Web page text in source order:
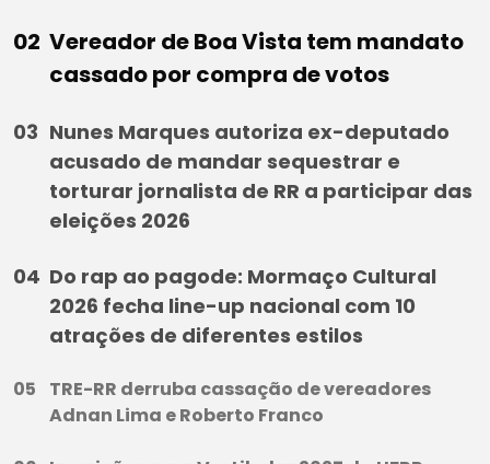
Vereador de Boa Vista tem mandato
cassado por compra de votos
Nunes Marques autoriza ex-deputado
acusado de mandar sequestrar e
torturar jornalista de RR a participar das
eleições 2026
Do rap ao pagode: Mormaço Cultural
2026 fecha line-up nacional com 10
atrações de diferentes estilos
TRE-RR derruba cassação de vereadores
Adnan Lima e Roberto Franco